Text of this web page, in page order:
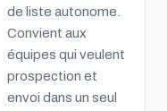
de liste autonome.
Convient aux
équipes qui veulent
prospection et
envoi dans un seul